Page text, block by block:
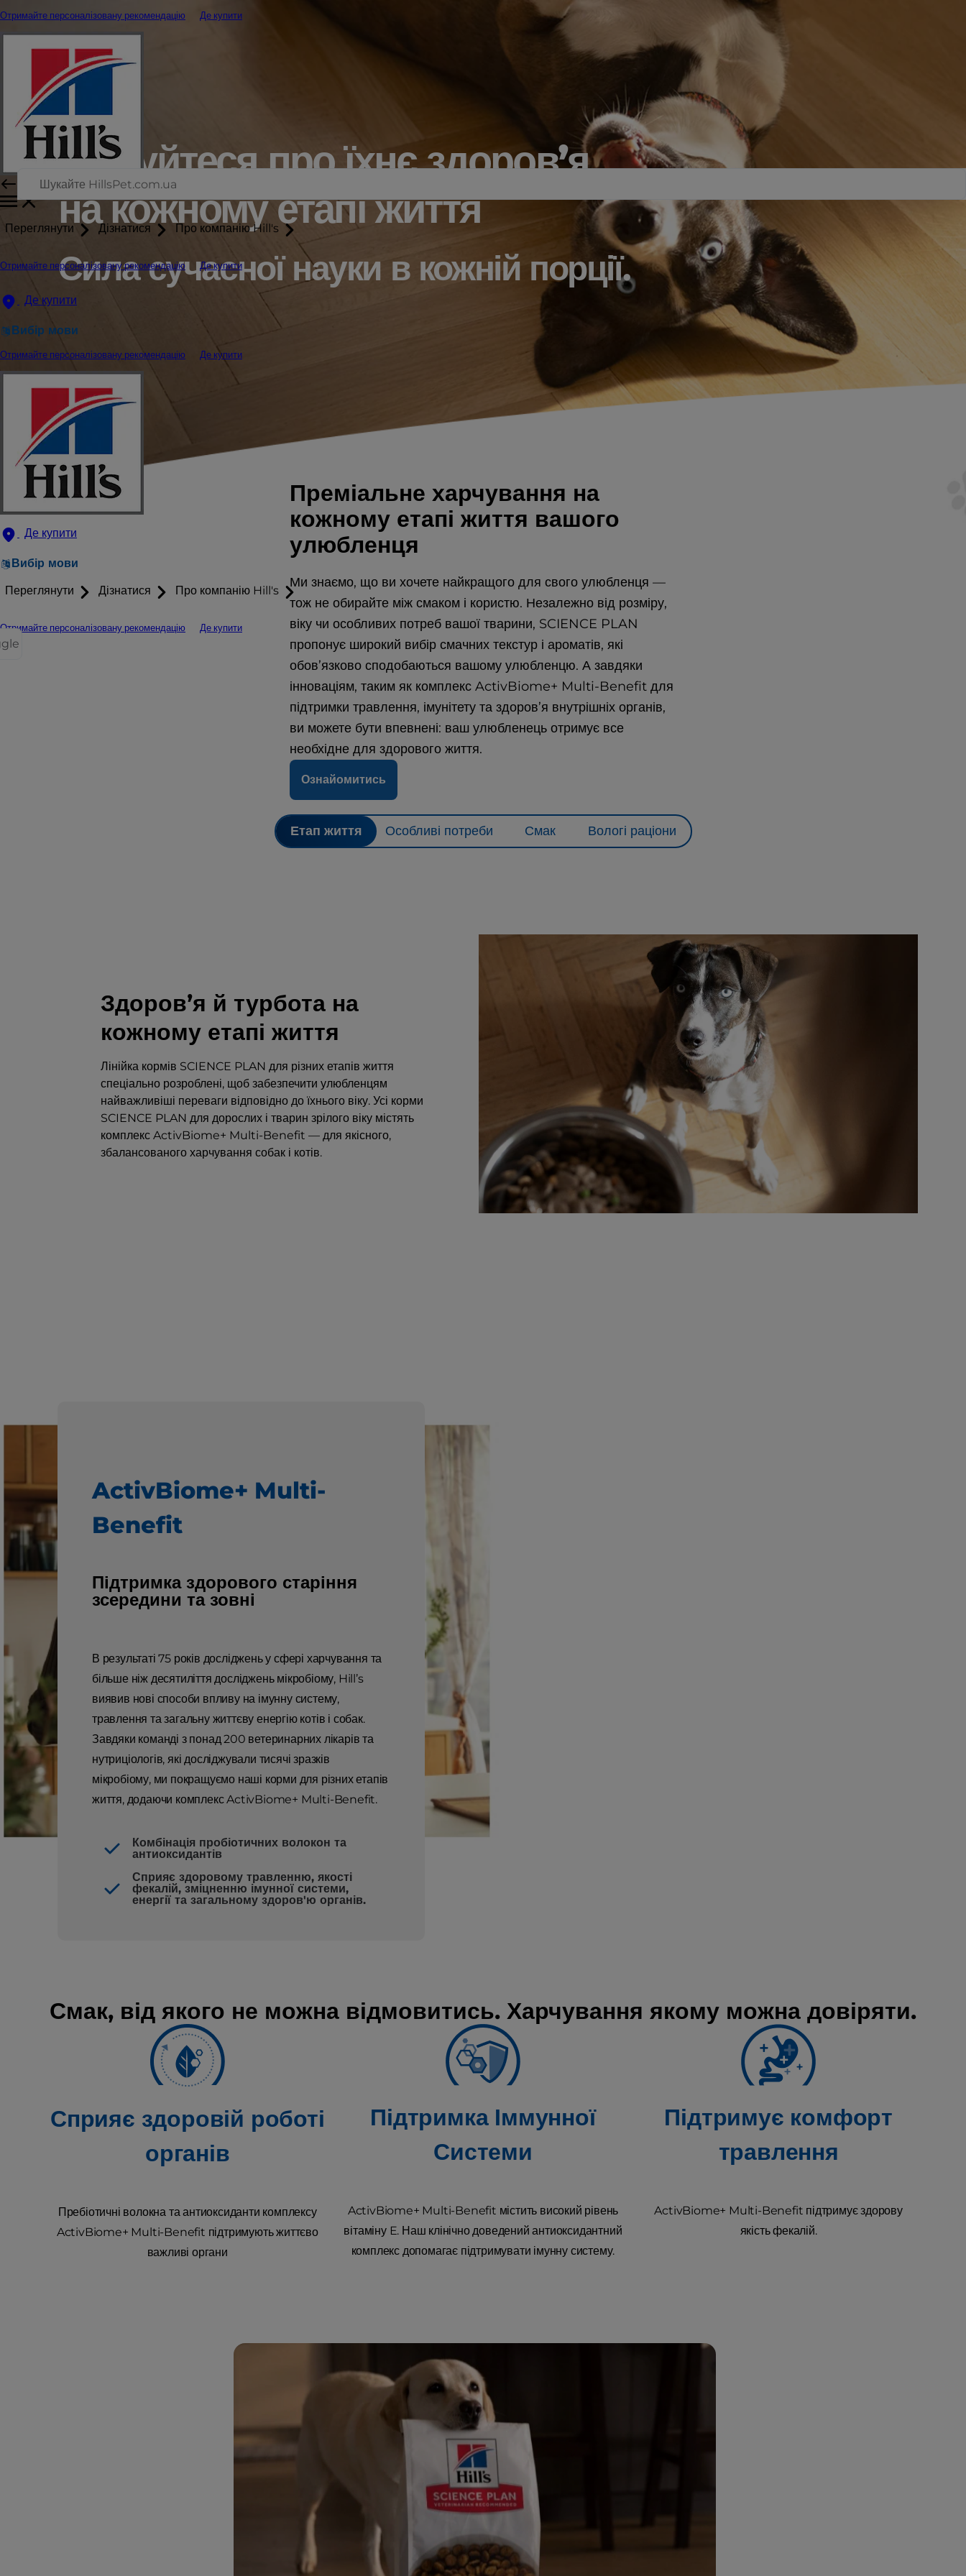
Отримайте персоналізовану рекомендацію Де купити
Переглянути Дізнатися Про компанію Hill's
Отримайте персоналізовану рекомендацію Де купити
Де купити
Вибір мови
Отримайте персоналізовану рекомендацію Де купити
Де купити
Вибір мови
Переглянути Дізнатися Про компанію Hill's
Отримайте персоналізовану рекомендацію Де купити
Піклуйтеся про їхнє здоров’я
на кожному етапі життя
Сила сучасної науки в кожній порції.
Преміальне харчування на
кожному етапі життя вашого
улюбленця
Ми знаємо, що ви хочете найкращого для свого улюбленця —
тож не обирайте між смаком і користю. Незалежно від розміру,
віку чи особливих потреб вашої тварини, SCIENCE PLAN
пропонує широкий вибір смачних текстур і ароматів, які
обов’язково сподобаються вашому улюбленцю. А завдяки
інноваціям, таким як комплекс ActivBiome+ Multi-Benefit для
підтримки травлення, імунітету та здоров’я внутрішніх органів,
ви можете бути впевнені: ваш улюбленець отримує все
необхідне для здорового життя.
Ознайомитись
Етап життя Особливі потреби Смак Вологі раціони
Здоров’я й турбота на
кожному етапі життя
Лінійка кормів SCIENCE PLAN для різних етапів життя
спеціально розроблені, щоб забезпечити улюбленцям
найважливіші переваги відповідно до їхнього віку. Усі корми
SCIENCE PLAN для дорослих і тварин зрілого віку містять
комплекс ActivBiome+ Multi-Benefit — для якісного,
збалансованого харчування собак і котів.
ActivBiome+ Multi-
Benefit
Підтримка здорового старіння
зсередини та зовні
В результаті 75 років досліджень у сфері харчування та
більше ніж десятиліття досліджень мікробіому, Hill’s
виявив нові способи впливу на імунну систему,
травлення та загальну життєву енергію котів і собак.
Завдяки команді з понад 200 ветеринарних лікарів та
нутриціологів, які досліджували тисячі зразків
мікробіому, ми покращуємо наші корми для різних етапів
життя, додаючи комплекс ActivBiome+ Multi-Benefit.
Комбінація пробіотичних волокон та
антиоксидантів
Сприяє здоровому травленню, якості
фекалій, зміцненню імунної системи,
енергії та загальному здоров'ю органів.
Смак, від якого не можна відмовитись. Харчування якому можна довіряти.
Сприяє здоровій роботі
органів
Пребіотичні волокна та антиоксиданти комплексу
ActivBiome+ Multi-Benefit підтримують життєво
важливі органи
Підтримка Іммунної
Системи
ActivBiome+ Multi-Benefit містить високий рівень
вітаміну E. Наш клінічно доведений антиоксидантний
комплекс допомагає підтримувати імунну систему.
Підтримує комфорт
травлення
ActivBiome+ Multi-Benefit підтримує здорову
якість фекалій.